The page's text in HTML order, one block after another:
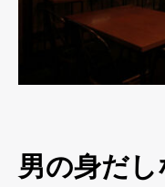
男の身だし